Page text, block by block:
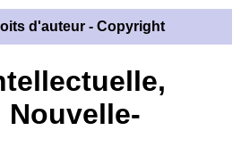
d'auteur - Copyright